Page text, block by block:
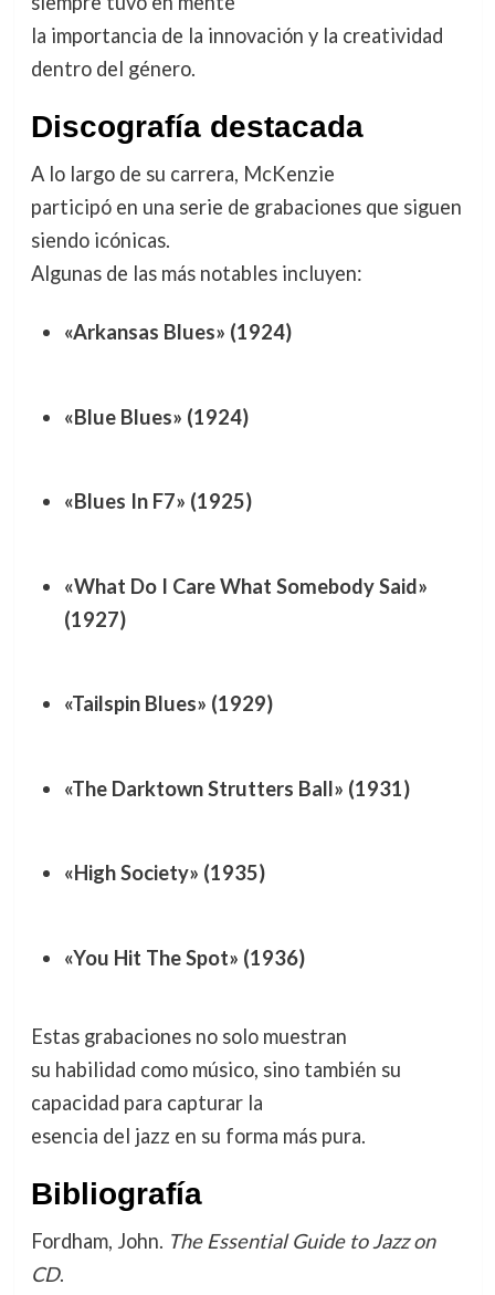
la importancia de la innovación y la creatividad
dentro del género.
Discografía destacada
A lo largo de su carrera, McKenzie
participó en una serie de grabaciones que siguen
siendo icónicas.
Algunas de las más notables incluyen:
«Arkansas Blues» (1924)
«Blue Blues» (1924)
«Blues In F7» (1925)
«What Do I Care What Somebody Said»
(1927)
«Tailspin Blues» (1929)
«The Darktown Strutters Ball» (1931)
«High Society» (1935)
«You Hit The Spot» (1936)
Estas grabaciones no solo muestran
su habilidad como músico, sino también su
capacidad para capturar la
esencia del jazz en su forma más pura.
Bibliografía
Fordham, John. The Essential Guide to Jazz on
CD.